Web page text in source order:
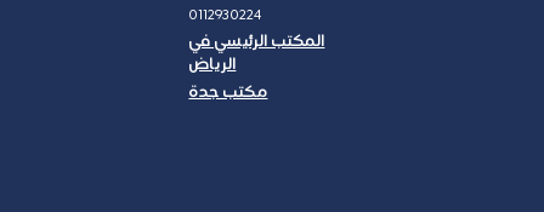
0112930224
المكتب الرئيسي في
الرياض
مكتب جدة